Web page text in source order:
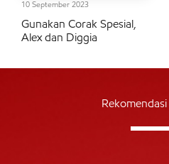
10 September 2023
Gunakan Corak Spesial,
Alex dan Diggia